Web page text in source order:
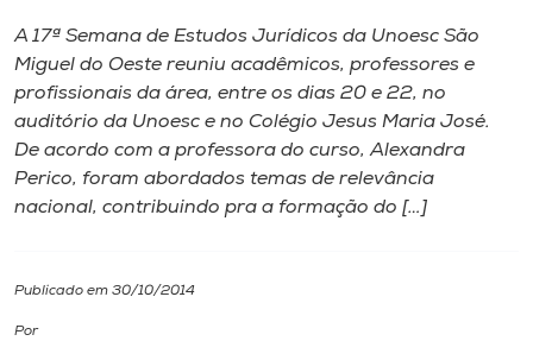
A
Unoesc
Internacionalização
I.nova
Diplomados
A 17ª Semana de Estudos Jurídicos da Unoesc São
Miguel do Oeste reuniu acadêmicos, professores e
profissionais da área, entre os dias 20 e 22, no
auditório da Unoesc e no Colégio Jesus Maria José.
De acordo com a professora do curso, Alexandra
Perico, foram abordados temas de relevância
nacional, contribuindo pra a formação do […]
Publicado em 30/10/2014
Por